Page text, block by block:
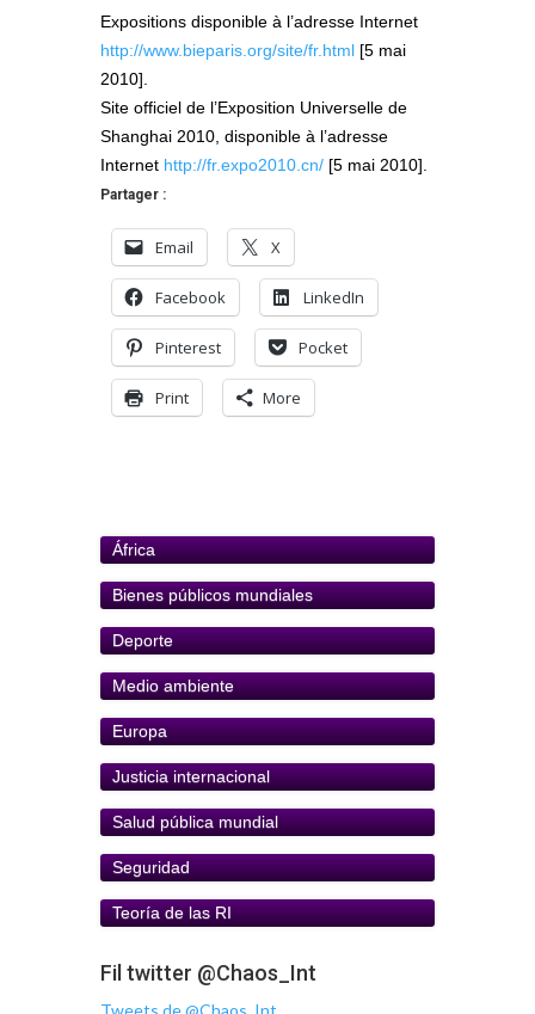
Expositions disponible à l’adresse Internet
http://www.bieparis.org/site/fr.html [5 mai
2010].
Site officiel de l’Exposition Universelle de
Shanghai 2010, disponible à l’adresse
Internet http://fr.expo2010.cn/ [5 mai 2010].
Partager :
Email X
Facebook LinkedIn
Pinterest Pocket
Print More
África
Bienes públicos mundiales
Deporte
Medio ambiente
Europa
Justicia internacional
Salud pública mundial
Seguridad
Teoría de las RI
Fil twitter @Chaos_Int
Tweets de @Chaos_Int